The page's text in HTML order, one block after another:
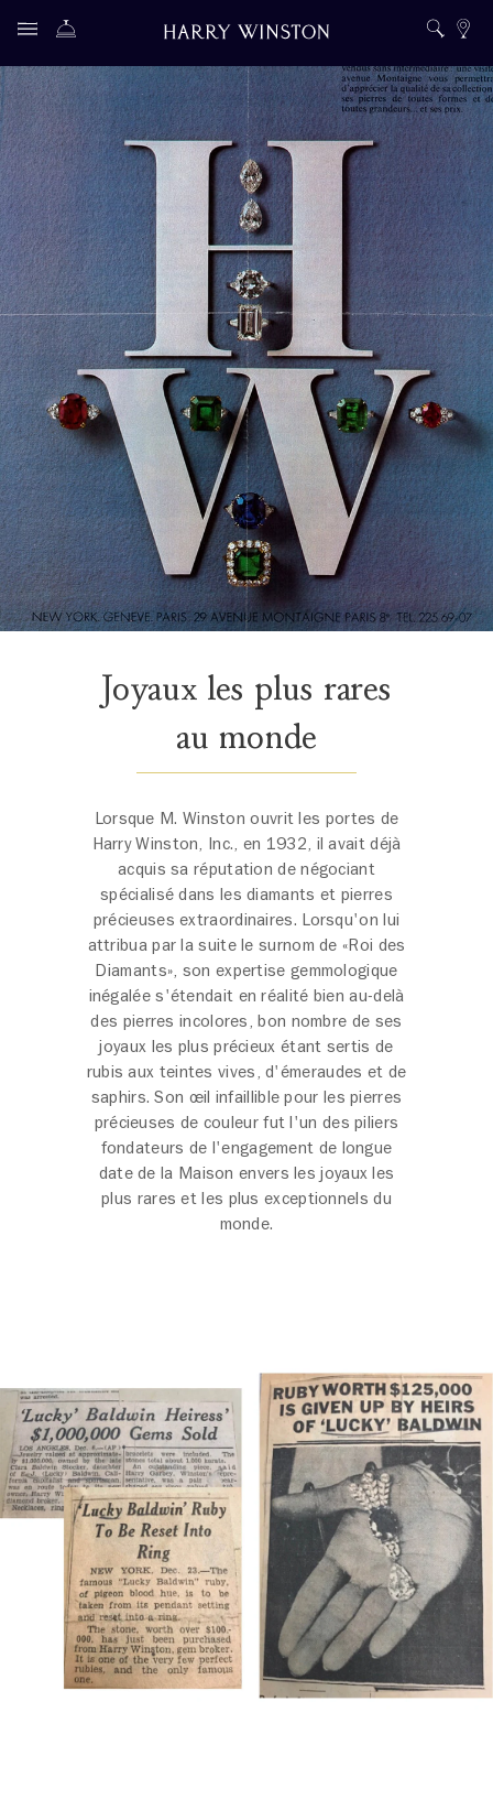
Joyaux les plus rares
au monde
Lorsque M. Winston ouvrit les portes de
Harry Winston, Inc., en 1932, il avait déjà
acquis sa réputation de négociant
spécialisé dans les diamants et pierres
précieuses extraordinaires. Lorsqu'on lui
attribua par la suite le surnom de «Roi des
Diamants», son expertise gemmologique
inégalée s'étendait en réalité bien au-delà
des pierres incolores, bon nombre de ses
joyaux les plus précieux étant sertis de
rubis aux teintes vives, d'émeraudes et de
saphirs. Son œil infaillible pour les pierres
précieuses de couleur fut l'un des piliers
fondateurs de l'engagement de longue
date de la Maison envers les joyaux les
plus rares et les plus exceptionnels du
monde.